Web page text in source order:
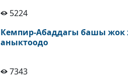
5224
Кемпир-Абаддагы башы жок
аныктоодо
7343